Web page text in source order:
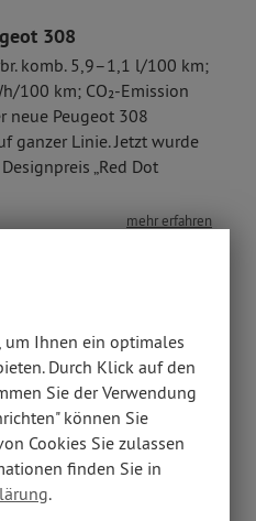
308
komb. 5,9–1,1 l/100 km;
100 km; CO₂-Emission
neue Peugeot 308
ganzer Linie. Jetzt wurde
„Red Dot
mehr erfahren
ist der Trend der
wir auch auf diesem
um Ihnen ein optimales
Durch Klick auf den
Sie der Verwendung
können Sie
Cookies Sie zulassen
finden Sie in
.